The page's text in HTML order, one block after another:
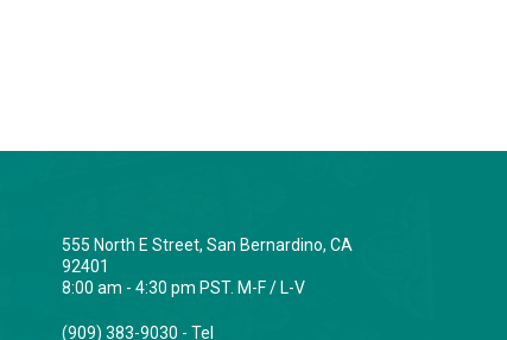
555 North E Street, San Bernardino, CA
92401
8:00 am - 4:30 pm PST. M-F / L-V
(909) 383-9030 - Tel